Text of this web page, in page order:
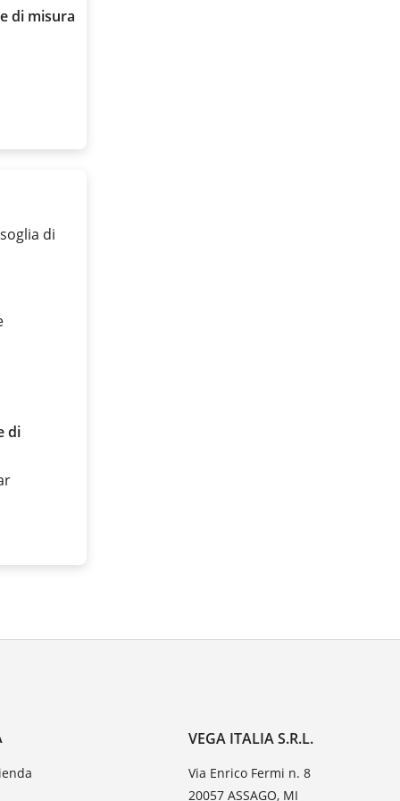
di misura
di
di
VEGA ITALIA S.R.L.
Via Enrico Fermi n. 8
20057 ASSAGO, MI